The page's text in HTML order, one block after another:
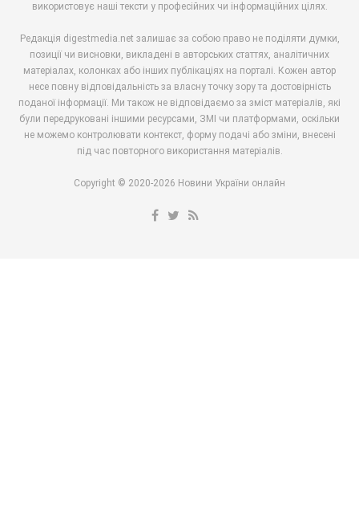
використовує наші тексти у професійних чи інформаційних цілях.
Редакція digestmedia.net залишає за собою право не поділяти думки,
позиції чи висновки, викладені в авторських статтях, аналітичних
матеріалах, колонках або інших публікаціях на порталі. Кожен автор
несе повну відповідальність за власну точку зору та достовірність
поданої інформації. Ми також не відповідаємо за зміст матеріалів, які
були передруковані іншими ресурсами, ЗМІ чи платформами, оскільки
не можемо контролювати контекст, форму подачі або зміни, внесені
під час повторного використання матеріалів.
Copyright © 2020-2026 Новини України онлайн